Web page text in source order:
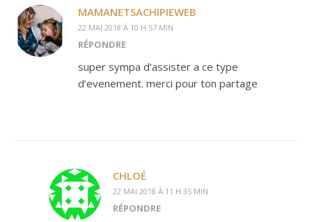
MAMANETSACHIPIEWEB
22 MAI 2018 À 10 H 57 MIN
RÉPONDRE
super sympa d’assister a ce type
d’evenement. merci pour ton partage
CHLOÉ
22 MAI 2018 À 11 H 35 MIN
RÉPONDRE